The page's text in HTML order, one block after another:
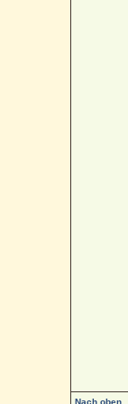
Nach oben